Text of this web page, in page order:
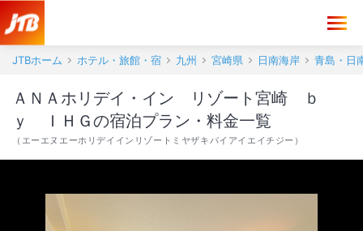
JTBホーム ホテル・旅館・宿 九州 宮崎県 日南海岸 青島・日
ＡＮＡホリデイ・イン リゾート宮崎 ｂ
ｙ ＩＨＧの宿泊プラン・料金一覧
（ エーエヌエーホリデイインリゾートミヤザキバイアイエイチジー ）